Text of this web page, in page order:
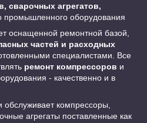
агрегатов,
промышленного оборудования
оснащенной ремонтной базой,
частей и расходных
специалистами. Все
ремонт компрессоров и
- качественно и в
компрессоры,
агрегаты поставленные как